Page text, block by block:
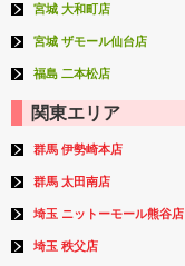
宮城 大和町店
宮城 ザモール仙台店
福島 二本松店
関東エリア
群馬 伊勢崎本店
群馬 太田南店
埼玉 ニットーモール熊谷店
埼玉 秩父店